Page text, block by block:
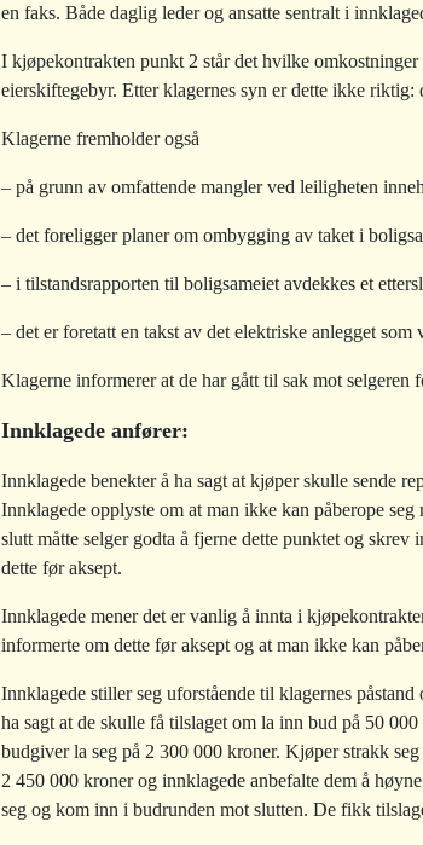
en faks. Både daglig leder og ansatte sentralt i
I kjøpekontrakten punkt 2 står det hvilke
eierskiftegebyr. Etter klagernes syn er dette ikke
Klagerne fremholder også
– på grunn av omfattende mangler ved leiligheten
– det foreligger planer om ombygging av taket i
– i tilstandsrapporten til boligsameiet avdekkes et
– det er foretatt en takst av det elektriske anlegget
Klagerne informerer at de har gått til sak mot selgeren
Innklagede anfører:
Innklagede benekter å ha sagt at kjøper skulle sende
Innklagede opplyste om at man ikke kan påberope
slutt måtte selger godta å fjerne dette punktet og
dette før aksept.
Innklagede mener det er vanlig å innta i
informerte om dette før aksept og at man ikke kan
Innklagede stiller seg uforstående til klagernes
ha sagt at de skulle få tilslaget om la inn bud på 50
budgiver la seg på 2 300 000 kroner. Kjøper strakk
2 450 000 kroner og innklagede anbefalte dem å
seg og kom inn i budrunden mot slutten. De fikk